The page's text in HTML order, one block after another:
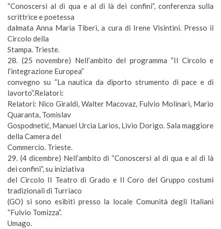
“Conoscersi al di qua e al di là dei confini”, conferenza sulla
scrittrice e poetessa
dalmata Anna Maria Tiberi, a cura di Irene Visintini. Presso il
Circolo della
Stampa. Trieste.
28. (25 novembre) Nell’ambito del programma “Il Circolo e
l’integrazione Europea”
convegno su “La nautica da diporto strumento di pace e di
lavorto”.Relatori:
Relatori: Nico Giraldi, Walter Macovaz, Fulvio Molinari, Mario
Quaranta, Tomislav
Gospodnetić, Manuel Urcia Larios, Livio Dorigo. Sala maggiore
della Camera del
Commercio. Trieste.
29. (4 dicembre) Nell’ambito di “Conoscersi al di qua e al di là
dei confini”, su iniziativa
del Circolo Il Teatro di Grado e Il Coro del Gruppo costumi
tradizionali di Turriaco
(GO) si sono esibiti presso la locale Comunità degli Italiani
“Fulvio Tomizza”.
Umago.